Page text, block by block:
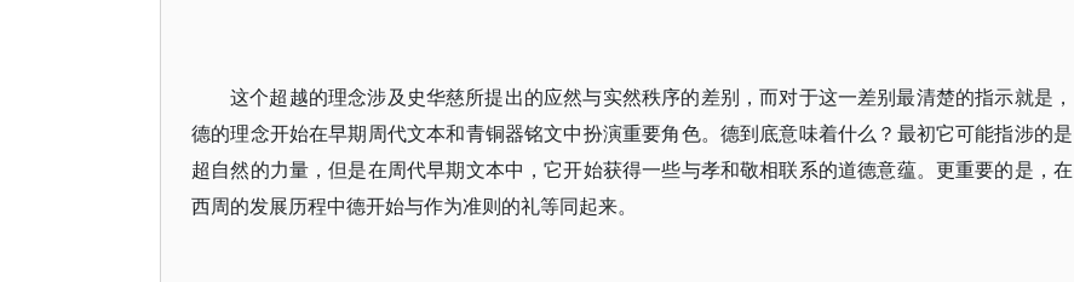
这个超越的理念涉及史华慈所提出的应然与实然秩序的差别，而对于这一差别最清楚的指示就是，
德的理念开始在早期周代文本和青铜器铭文中扮演重要角色。德到底意味着什么？最初它可能指涉的是
超自然的力量，但是在周代早期文本中，它开始获得一些与孝和敬相联系的道德意蕴。更重要的是，在
西周的发展历程中德开始与作为准则的礼等同起来。